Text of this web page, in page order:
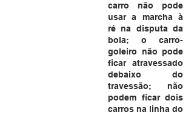
carro não pode
usar a marcha à
ré na disputa da
bola; o carro-
goleiro não pode
ficar atravessado
debaixo do
travessão; não
podem ficar dois
carros na linha do